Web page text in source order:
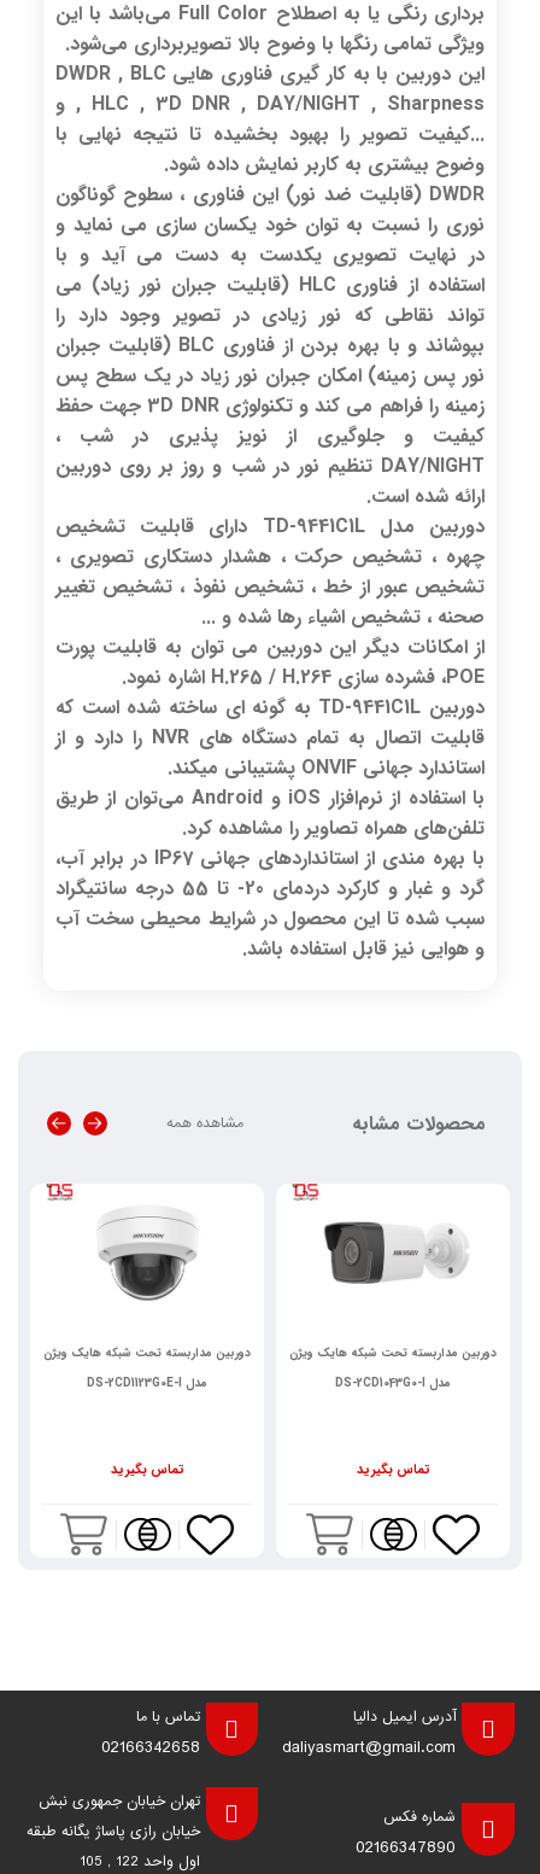
برداری رنگی یا به اصطلاح Full Color می‌باشد با این
ویژگی تمامی رنگها با وضوح بالا تصویربرداری می‌شود.
این دوربین با به کار گیری فناوری هایی DWDR , BLC
, HLC , 3D DNR , DAY/NIGHT , Sharpness و
...کیفیت تصویر را بهبود بخشیده تا نتیجه نهایی با
وضوح بیشتری به کاربر نمایش داده شود.
DWDR (قابلیت ضد نور) این فناوری ، سطوح گوناگون
نوری را نسبت به توان خود یکسان سازی می نماید و
در نهایت تصویری یکدست به دست می آید و با
استفاده از فناوری HLC (قابلیت جبران نور زیاد) می
تواند نقاطی که نور زیادی در تصویر وجود دارد را
بپوشاند و با بهره بردن از فناوری BLC (قابلیت جبران
نور پس زمینه) امکان جبران نور زیاد در یک سطح پس
زمینه را فراهم می کند و تکنولوژی 3D DNR جهت حفظ
کیفیت و جلوگیری از نویز پذیری در شب ،
DAY/NIGHT تنظیم نور در شب و روز بر روی دوربین
ارائه شده است.
دوربین مدل TD-9441C1L دارای قابلیت تشخیص
چهره ، تشخیص حرکت ، هشدار دستکاری تصویری ،
تشخیص عبور از خط ، تشخیص نفوذ ، تشخیص تغییر
صحنه ، تشخیص اشیاء رها شده و ...
از امکانات دیگر این دوربین می توان به قابلیت پورت
POE، فشرده سازی H.265 / H.264 اشاره نمود.
دوربین TD-9441C1L به گونه ای ساخته شده است که
قابلیت اتصال به تمام دستگاه های NVR را دارد و از
استاندارد جهانی ONVIF پشتیبانی میکند.
با استفاده از نرم‌افزار iOS و Android می‌توان از طریق
تلفن‌های همراه تصاویر را مشاهده کرد.
با بهره مندی از استانداردهای جهانی IP67 در برابر آب،
گرد و غبار و کارکرد دردمای 20- تا 55 درجه سانتیگراد
سبب شده تا این محصول در شرایط محیطی سخت آب
و هوایی نیز قابل استفاده باشد.
محصولات مشابه مشاهده همه
دوربین مداربسته تحت شبکه هایک ویژن
مدل DS-2CD1043G0-I
تماس بگیرید
دوربین مداربسته تحت شبکه هایک ویژن
مدل DS-2CD1123G0E-I
تماس بگیرید
آدرس ایمیل دالیا
daliyasmart@gmail.com
تماس با ما
02166342658
شماره فکس
02166347890
تهران خیابان جمهوری نبش
خیابان رازی پاساژ یگانه طبقه
اول واحد 122 , 105